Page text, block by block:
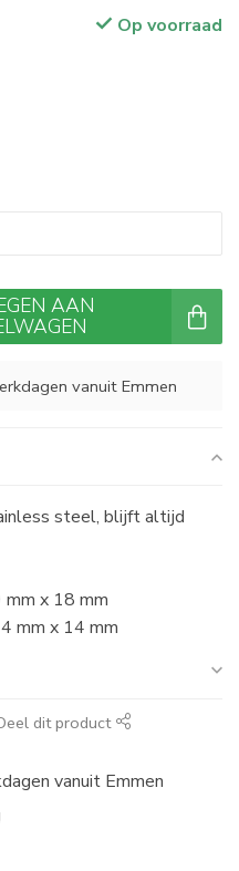
Op voorraad
AAN
vanuit Emmen
steel, blijft altijd
x 18 mm
mm x 14 mm
dit product
vanuit Emmen